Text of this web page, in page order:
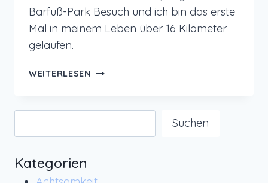
Barfuß-Park Besuch und ich bin das erste
Mal in meinem Leben über 16 Kilometer
gelaufen.
WEITERLESEN MONATSRÜCKBLICK
–
Suchen
Kategorien